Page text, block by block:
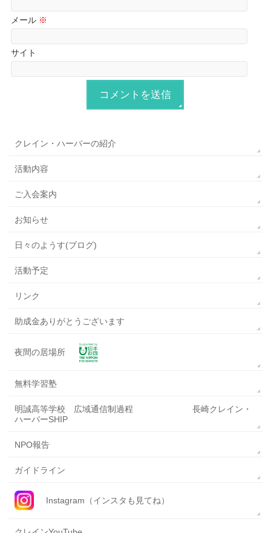
メール ※
サイト
クレイン・ハーバーの紹介
活動内容
ご入会案内
お知らせ
日々のようす(ブログ)
活動予定
リンク
助成金ありがとうございます
夜間の居場所
無料学習塾
明誠高等学校 広域通信制過程 長崎クレイン・
ハーバーSHIP
NPO報告
ガイドライン
Instagram（インスタも見てね）